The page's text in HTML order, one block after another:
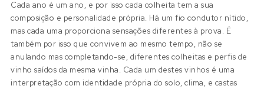
Cada ano é um ano, e por isso cada colheita tem a sua
composição e personalidade própria. Há um fio condutor nítido,
mas cada uma proporciona sensações diferentes à prova. É
também por isso que convivem ao mesmo tempo, não se
anulando mas completando-se, diferentes colheitas e perfis de
vinho saídos da mesma vinha. Cada um destes vinhos é uma
interpretação com identidade própria do solo, clima, e castas